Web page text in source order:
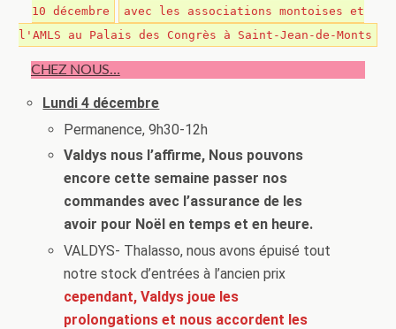
10 décembre
avec les associations montoises et
l'AMLS au Palais des Congrès à Saint-Jean-de-Monts
CHEZ NOUS…
Lundi4 décembre
Permanence, 9h30-12h
Valdys nous l’affirme, Nous pouvons
encore cette semaine passer nos
commandes avec l’assurance de les
avoir pour Noël en temps et en heure.
VALDYS- Thalasso, nous avons épuisé tout
notre stock d’entrées à l’ancien prix
cependant, Valdys joue les
prolongations et nous accordent les